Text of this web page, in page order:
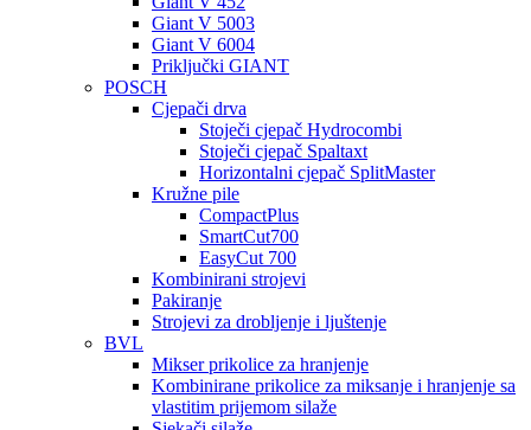
Giant V 5003
Giant V 6004
Priključki GIANT
POSCH
Cjepači drva
Stoječi cjepač Hydrocombi
Stoječi cjepač Spaltaxt
Horizontalni cjepač SplitMaster
Kružne pile
CompactPlus
SmartCut700
EasyCut 700
Kombinirani strojevi
Pakiranje
Strojevi za drobljenje i ljuštenje
BVL
Mikser prikolice za hranjenje
Kombinirane prikolice za miksanje i hranjenje sa
vlastitim prijemom silaže